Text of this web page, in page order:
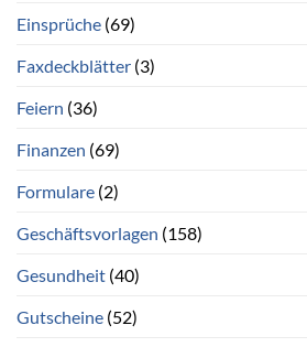
Einsprüche (69)
Faxdeckblätter (3)
Feiern (36)
Finanzen (69)
Formulare (2)
Geschäftsvorlagen (158)
Gesundheit (40)
Gutscheine (52)